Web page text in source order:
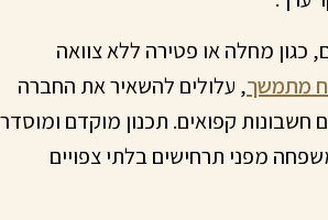
כגון מחלה או פטירה ללא צוואה
מתמשך, עלולים להשאיר את החברה
חשבונות קפואים. תכנון מוקדם ומוסדר
מפני תרחישים בלתי צפויים